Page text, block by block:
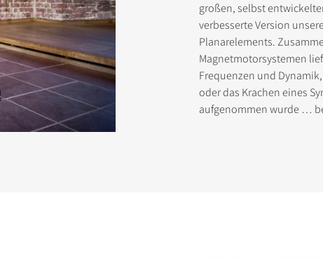
großen, selbst
verbesserte Version
Planarelements.
Magnetmotorsystemen
Frequenzen und
oder das Krachen eines
aufgenommen wurde …